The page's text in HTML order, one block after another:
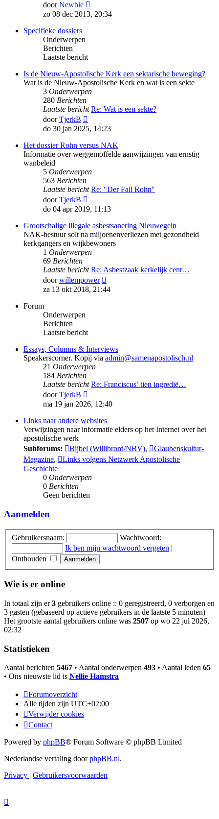
doorNewbie
laatste
zo 08 dec 2013, 20:34
Specifieke dossiers
Onderwerpen
Berichten
Laatste bericht
Is de Nieuw-Apostolische Kerk een sektarische beweging?
Wat is de Nieuw-Apostolische Kerk en wat is een sekte
3 Onderwerpen
280 Berichten
Laatste bericht Re: Wat is een sekte?
doorTjerkB
laatste
do 30 jan 2025, 14:23
Het dossier Rohn versus NAK
Informatie over weggemoffelde aanwijzingen van ernstig
wanbeleid
5 Onderwerpen
563 Berichten
Laatste bericht Re: "Der Fall Rohn"
doorTjerkB
laatste
do 04 apr 2019, 11:13
Grootschalige illegale asbestsanering Nieuwegein
NAK-bestuur solt na miljoenenverliezen met gezondheid
kerkgangers en wijkbewoners
1 Onderwerpen
69 Berichten
Laatste bericht Re: Asbestzaak kerkelijk cent…
doorwillempower
laatste
za 13 okt 2018, 21:44
Forum
Onderwerpen
Berichten
Laatste bericht
Essays, Columns & Interviews
Speakerscorner. Kopij via admin@samenapostolisch.nl
21 Onderwerpen
184 Berichten
Laatste bericht Re: Franciscus’ tien ingredië…
doorTjerkB
laatste
ma 19 jan 2026, 12:40
Links naar andere websites
Verwijzingen naar informatie elders op het Internet over het
apostolische werk
Subforums:
Bijbel (Willibrord/NBV),
Glaubenskultur-
Magazine,
Links volgens Netzwerk Apostolische
Geschichte
0 Onderwerpen
0 Berichten
Geen berichten
Aanmelden
Gebruikersnaam:
Wachtwoord:
Ik ben mijn wachtwoord vergeten |
Onthouden
Wie is er online
In totaal zijn er3 gebruikers online :: 0 geregistreerd, 0 verborgen en
3 gasten (gebaseerd op actieve gebruikers in de laatste 5 minuten)
Het grootste aantal gebruikers online was 2507 op wo 22 jul 2026,
02:32
Statistieken
Aantal berichten 5467 • Aantal onderwerpen 493 • Aantal leden 65
• Ons nieuwste lid is Nellie Hamstra
Forumoverzicht
Alle tijden zijn UTC+02:00
Verwijder cookies
Contact
Powered by phpBB® Forum Software © phpBB Limited
Nederlandse vertaling doorphpBB.nl.
Privacy | Gebruikersvoorwaarden